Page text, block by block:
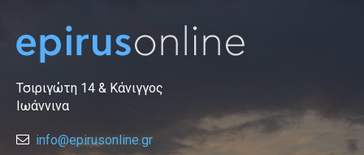
Τσιριγώτη 14 & Κάνιγγος
Ιωάννινα
info@epirusonline.gr